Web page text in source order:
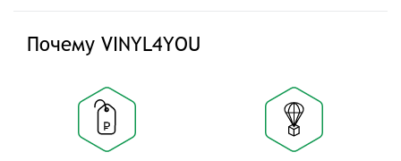
Почему VINYL4YOU